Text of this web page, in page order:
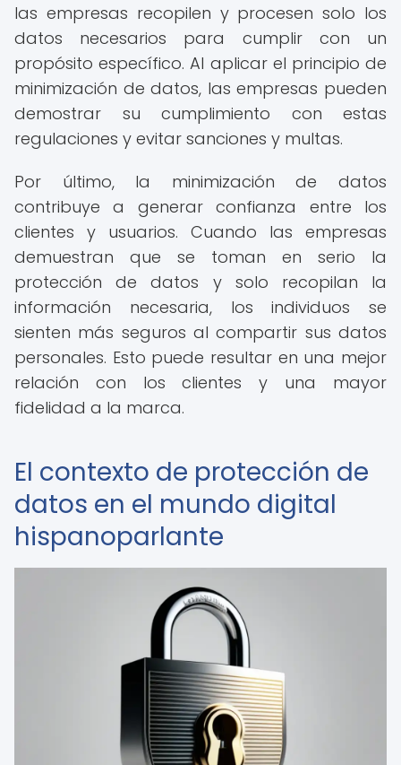
las empresas recopilen y procesen solo los
datos necesarios para cumplir con un
propósito específico. Al aplicar el principio de
minimización de datos, las empresas pueden
demostrar su cumplimiento con estas
regulaciones y evitar sanciones y multas.
Por último, la minimización de datos
contribuye a generar confianza entre los
clientes y usuarios. Cuando las empresas
demuestran que se toman en serio la
protección de datos y solo recopilan la
información necesaria, los individuos se
sienten más seguros al compartir sus datos
personales. Esto puede resultar en una mejor
relación con los clientes y una mayor
fidelidad a la marca.
El contexto de protección de
datos en el mundo digital
hispanoparlante